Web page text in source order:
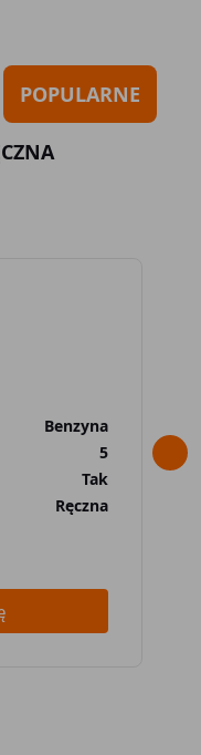
POPULARNE
Benzyna
5
Tak
Ręczna